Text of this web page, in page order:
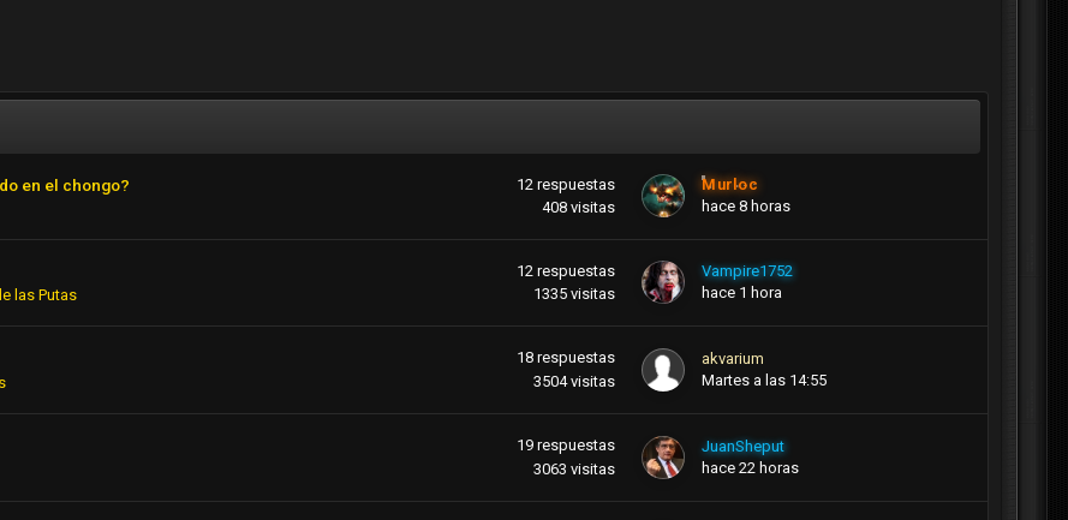
en el chongo? 12 respuestas
408 visitas
Murloc
hace 8 horas
las Putas
12 respuestas
1335 visitas
Vampire1752
hace 1 hora
18 respuestas
3504 visitas
akvarium
Martes a las 14:55
19 respuestas
3063 visitas
JuanSheput
hace 22 horas